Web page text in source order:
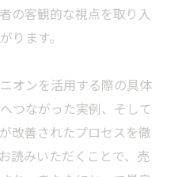
の客観的な視点を取り入
ります。
オンを活用する際の具体
つながった実例、そして
改善されたプロセスを徹
読みいただくことで、売